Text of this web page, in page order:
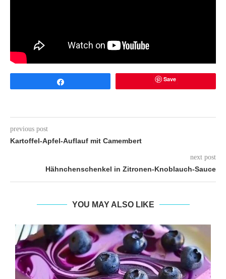
Save
previous post
Kartoffel-Apfel-Auflauf mit Camembert
next post
Hähnchenschenkel in Zitronen-Knoblauch-Sauce
YOU MAY ALSO LIKE